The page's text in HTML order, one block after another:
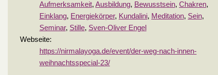
Aufmerksamkeit, Ausbildung, Bewusstsein, Chakren,
Einklang, Energiekörper, Kundalini, Meditation, Sein,
Seminar, Stille, Sven-Oliver Engel
Webseite:
https://nirmalayoga.de/event/der-weg-nach-innen-
weihnachtsspecial-23/